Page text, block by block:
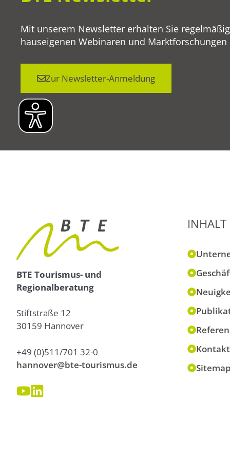
Mit unserem Newsletter erhalten Sie
hauseigenen Webinaren und
Zur Newsletter-Anmeldung
BTE Tourismus- und
Regionalberatung
Stiftstraße 12
30159 Hannover
+49 (0)511/701 32-0
hannover@bte-tourismus.de
INHALT
Kontakt
Sitemap